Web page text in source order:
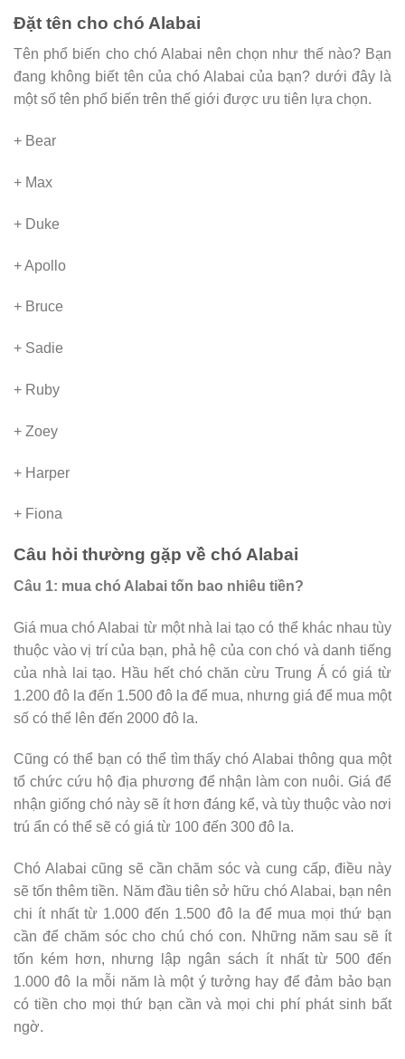
Đặt tên cho chó Alabai
Tên phổ biến cho chó Alabai nên chọn như thế nào? Bạn
đang không biết tên của chó Alabai của bạn? dưới đây là
một số tên phổ biến trên thế giới được ưu tiên lựa chọn.
+ Bear
+ Max
+ Duke
+ Apollo
+ Bruce
+ Sadie
+ Ruby
+ Zoey
+ Harper
+ Fiona
Câu hỏi thường gặp về chó Alabai
Câu 1: mua chó Alabai tốn bao nhiêu tiền?
Giá mua chó Alabai từ một nhà lai tạo có thể khác nhau tùy
thuộc vào vị trí của bạn, phả hệ của con chó và danh tiếng
của nhà lai tạo. Hầu hết chó chăn cừu Trung Á có giá từ
1.200 đô la đến 1.500 đô la để mua, nhưng giá để mua một
số có thể lên đến 2000 đô la.
Cũng có thể bạn có thể tìm thấy chó Alabai thông qua một
tổ chức cứu hộ địa phương để nhận làm con nuôi. Giá để
nhận giống chó này sẽ ít hơn đáng kể, và tùy thuộc vào nơi
trú ẩn có thể sẽ có giá từ 100 đến 300 đô la.
Chó Alabai cũng sẽ cần chăm sóc và cung cấp, điều này
sẽ tốn thêm tiền. Năm đầu tiên sở hữu chó Alabai, bạn nên
chi ít nhất từ ​​1.000 đến 1.500 đô la để mua mọi thứ bạn
cần để chăm sóc cho chú chó con. Những năm sau sẽ ít
tốn kém hơn, nhưng lập ngân sách ít nhất từ ​​500 đến
1.000 đô la mỗi năm là một ý tưởng hay để đảm bảo bạn
có tiền cho mọi thứ bạn cần và mọi chi phí phát sinh bất
ngờ.